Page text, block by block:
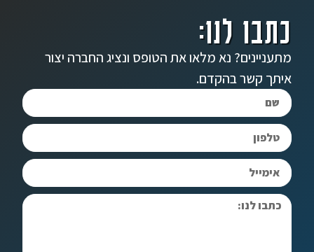
כתבו לנו:
מתעניינים? נא מלאו את הטופס ונציג החברה יצור
איתך קשר בהקדם.